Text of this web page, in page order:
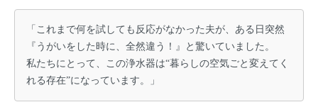
「これまで何を試しても反応がなかった夫が、ある日突然
『うがいをした時に、全然違う！』と驚いていました。
私たちにとって、この浄水器は“暮らしの空気ごと変えてく
れる存在”になっています。」